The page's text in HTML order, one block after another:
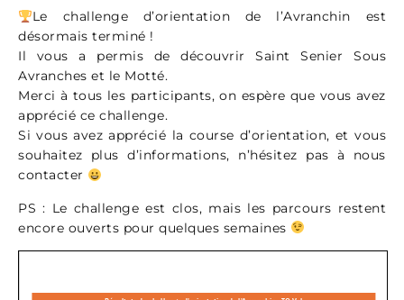
Le challenge d’orientation de l’Avranchin est
désormais terminé !
Il vous a permis de découvrir Saint Senier Sous
Avranches et le Motté.
Merci à tous les participants, on espère que vous avez
apprécié ce challenge.
Si vous avez apprécié la course d’orientation, et vous
souhaitez plus d’informations, n’hésitez pas à nous
contacter
PS : Le challenge est clos, mais les parcours restent
encore ouverts pour quelques semaines